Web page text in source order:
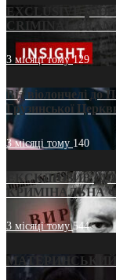
EXCLUSIVE
CRIMINAL
3 місяці тому129
Від віолончелі
Грузинської
3 місяці тому 140
ЕКСКЛЮЗИВ
КРИМІНАЛЬНА
3 місяці тому544